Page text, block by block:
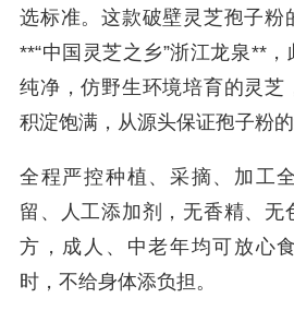
选标准。这款破壁灵芝孢子粉
**“中国灵芝之乡”浙江龙泉**
纯净，仿野生环境培育的灵芝
积淀饱满，从源头保证孢子粉
全程严控种植、采摘、加工
留、人工添加剂，无香精、无
方，成人、中老年均可放心
时，不给身体添负担。